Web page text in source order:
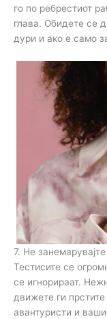
го по ребрестиот
глава. Обидете се
дури и ако е само
7. Не
Тестисите се
се игнорираат.
движете ги
авантуристи и